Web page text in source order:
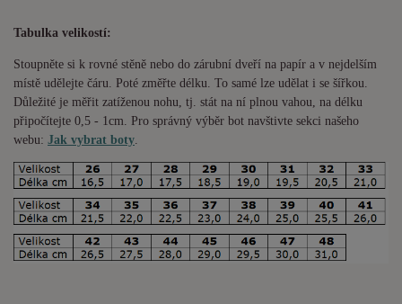
Tabulka velikostí:
Stoupněte si k rovné stěně nebo do zárubní dveří na papír a v nejdelším
místě udělejte čáru. Poté změřte délku. To samé lze udělat i se šířkou.
Důležité je měřit zatíženou nohu, tj. stát na ní plnou vahou, na délku
připočítejte 0,5 - 1cm . Pro správný výběr bot navštivte sekci našeho
webu: Jak vybrat boty